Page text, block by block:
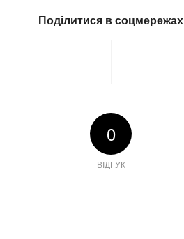
Поділитися в соцмережах
0
ВІДГУК